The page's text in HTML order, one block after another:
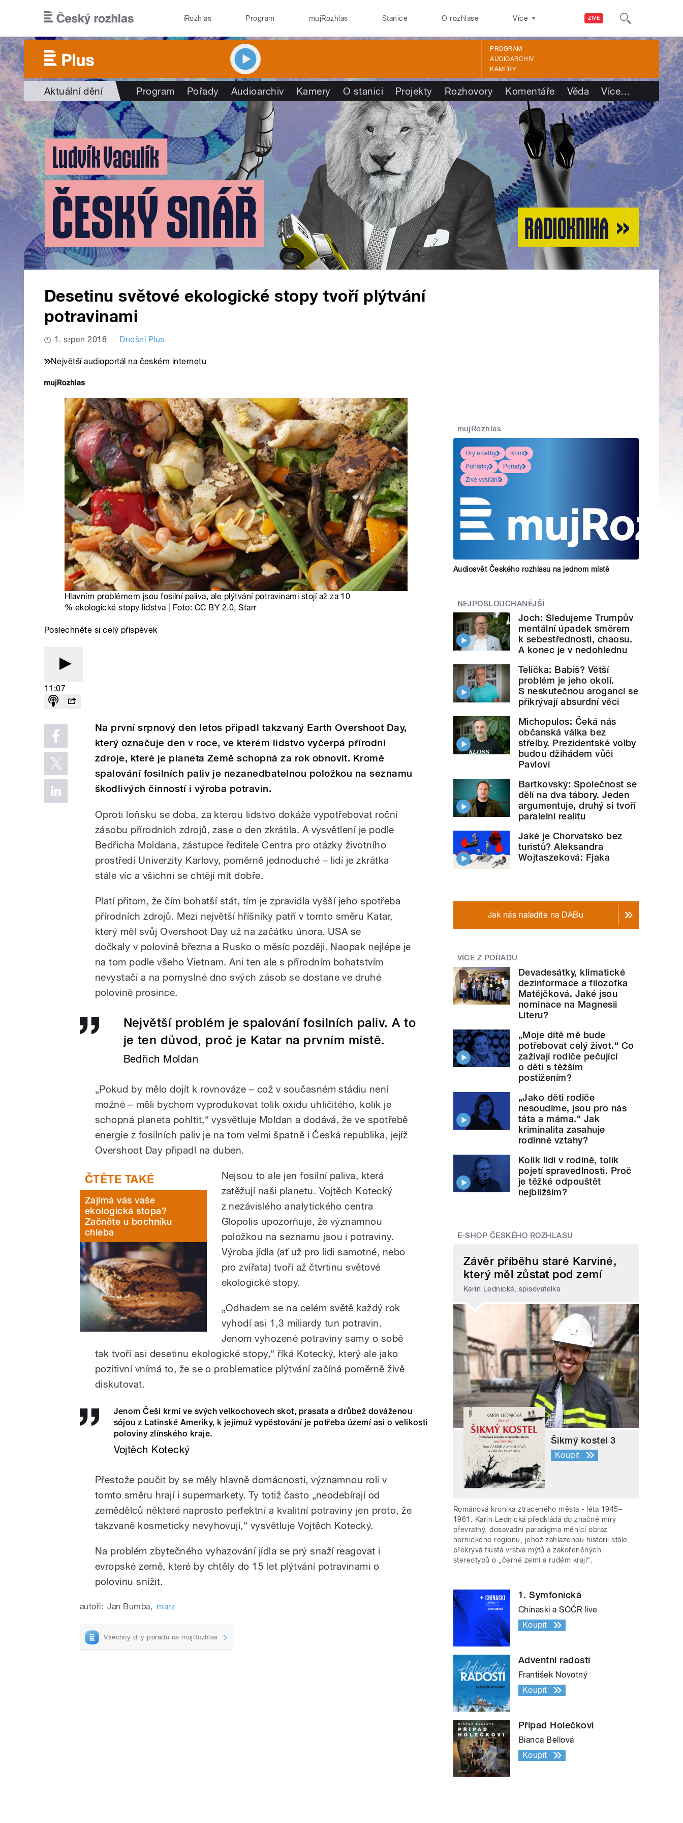
ŽIVĚ
iRozhlas Program mujRozhlas Stanice O rozhlase Více
PROGRAM
AUDIOARCHIV
KAMERY
Aktuální dění Program Pořady Audioarchiv Kamery O stanici Projekty Rozhovory Komentáře Věda Více…
Desetinu světové ekologické stopy tvoří plýtvání
potravinami
1. srpen 2018 Dnešní Plus
Největší audioportál na českém internetu
Hlavním problémem jsou fosilní paliva, ale plýtvání potravinami stojí až za 10
% ekologické stopy lidstva | Foto: CC BY 2.0, Starr
Poslechněte si celý příspěvek
11:07
Na první srpnový den letos připadl takzvaný Earth Overshoot Day,
který označuje den v roce, ve kterém lidstvo vyčerpá přírodní
zdroje, které je planeta Země schopná za rok obnovit. Kromě
spalování fosilních paliv je nezanedbatelnou položkou na seznamu
škodlivých činností i výroba potravin.
Oproti loňsku se doba, za kterou lidstvo dokáže vypotřebovat roční
zásobu přírodních zdrojů, zase o den zkrátila. A vysvětlení je podle
Bedřicha Moldana, zástupce ředitele Centra pro otázky životního
prostředí Univerzity Karlovy, poměrně jednoduché – lidí je zkrátka
stále víc a všichni se chtějí mít dobře.
Platí přitom, že čím bohatší stát, tím je zpravidla vyšší jeho spotřeba
přírodních zdrojů. Mezi největší hříšníky patří v tomto směru Katar,
který měl svůj Overshoot Day už na začátku února. USA se
dočkaly v polovině března a Rusko o měsíc později. Naopak nejlépe je
na tom podle všeho Vietnam. Ani ten ale s přírodním bohatstvím
nevystačí a na pomyslné dno svých zásob se dostane ve druhé
polovině prosince.
Největší problém je spalování fosilních paliv. A to
je ten důvod, proč je Katar na prvním místě.
Bedřich Moldan
„Pokud by mělo dojít k rovnováze – což v současném stádiu není
možné – měli bychom vyprodukovat tolik oxidu uhličitého, kolik je
schopná planeta pohltit,“ vysvětluje Moldan a dodává, že ve spotřebě
energie z fosilních paliv je na tom velmi špatně i Česká republika, jejíž
Overshoot Day připadl na duben.
Zajímá vás vaše
ekologická stopa?
Začněte u bochníku
chleba
Nejsou to ale jen fosilní paliva, která
zatěžují naši planetu. Vojtěch Kotecký
z nezávislého analytického centra
Glopolis upozorňuje, že významnou
položkou na seznamu jsou i potraviny.
Výroba jídla (ať už pro lidi samotné, nebo
pro zvířata) tvoří až čtvrtinu světové
ekologické stopy.
„Odhadem se na celém světě každý rok
vyhodí asi 1,3 miliardy tun potravin.
Jenom vyhozené potraviny samy o sobě
tak tvoří asi desetinu ekologické stopy,“ říká Kotecký, který ale jako
pozitivní vnímá to, že se o problematice plýtvání začíná poměrně živě
diskutovat.
Jenom Češi krmí ve svých velkochovech skot, prasata a drůbež dováženou
sójou z Latinské Ameriky, k jejímuž vypěstování je potřeba území asi o velikosti
poloviny zlínského kraje.
Vojtěch Kotecký
Přestože poučit by se měly hlavně domácnosti, významnou roli v
tomto směru hrají i supermarkety. Ty totiž často „neodebírají od
zemědělců některé naprosto perfektní a kvalitní potraviny jen proto, že
takzvaně kosmeticky nevyhovují,“ vysvětluje Vojtěch Kotecký.
Na problém zbytečného vyhazování jídla se prý snaží reagovat i
evropské země, které by chtěly do 15 let plýtvání potravinami o
polovinu snížit.
autoři: Jan Bumba, marz
Všechny díly pořadu na mujRozhlas
mujRozhlas
Hry a četby
Krimi
Pohádky
Pořady
Živé vysílání
Audiosvět Českého rozhlasu na jednom místě
NEJPOSLOUCHANĚJŠÍ
Joch: Sledujeme Trumpův
mentální úpadek směrem
k sebestřednosti, chaosu.
A konec je v nedohlednu
Telička: Babiš? Větší
problém je jeho okolí.
S neskutečnou arogancí se
přikrývají absurdní věci
Michopulos: Čeká nás
občanská válka bez
střelby. Prezidentské volby
budou džihádem vůči
Pavlovi
Bartkovský: Společnost se
dělí na dva tábory. Jeden
argumentuje, druhý si tvoří
paralelní realitu
Jaké je Chorvatsko bez
turistů? Aleksandra
Wojtaszeková: Fjaka
Jak nás naladíte na DABu
VÍCE Z POŘADU
Devadesátky, klimatické
dezinformace a filozofka
Matějčková. Jaké jsou
nominace na Magnesii
Literu?
„Moje dítě mě bude
potřebovat celý život.“ Co
zažívají rodiče pečující
o děti s těžším
postižením?
„Jako děti rodiče
nesoudíme, jsou pro nás
táta a máma.“ Jak
kriminalita zasahuje
rodinné vztahy?
Kolik lidí v rodině, tolik
pojetí spravedlnosti. Proč
je těžké odpouštět
nejbližším?
E-SHOP ČESKÉHO ROZHLASU
Závěr příběhu staré Karviné,
který měl zůstat pod zemí
Karin Lednická, spisovatelka
Šikmý kostel 3
Koupit
Románová kronika ztraceného města - léta 1945–
1961. Karin Lednická předkládá do značné míry
převratný, dosavadní paradigma měnící obraz
hornického regionu, jehož zahlazenou historii stále
překrývá tlustá vrstva mýtů a zakořeněných
stereotypů o „černé zemi a rudém kraji“.
1. Symfonická
Chinaski a SOČR live
Koupit
Adventní radosti
František Novotný
Koupit
Případ Holečkovi
Bianca Bellová
Koupit